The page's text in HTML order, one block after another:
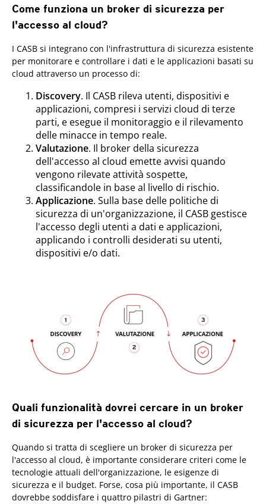
Come funziona un broker di sicurezza per
l'accesso al cloud?
I CASB si integrano con l'infrastruttura di sicurezza esistente
per monitorare e controllare i dati e le applicazioni basati su
cloud attraverso un processo di:
Discovery. Il CASB rileva utenti, dispositivi e
applicazioni, compresi i servizi cloud di terze
parti, e esegue il monitoraggio e il rilevamento
delle minacce in tempo reale.
Valutazione. Il broker della sicurezza
dell'accesso al cloud emette avvisi quando
vengono rilevate attività sospette,
classificandole in base al livello di rischio.
Applicazione. Sulla base delle politiche di
sicurezza di un'organizzazione, il CASB gestisce
l'accesso degli utenti a dati e applicazioni,
applicando i controlli desiderati su utenti,
dispositivi e/o dati.
Quali funzionalità dovrei cercare in un broker
di sicurezza per l'accesso al cloud?
Quando si tratta di scegliere un broker di sicurezza per
l'accesso al cloud, è importante considerare criteri come le
tecnologie attuali dell'organizzazione, le esigenze di
sicurezza e il budget. Forse, cosa più importante, il CASB
dovrebbe soddisfare i quattro pilastri di Gartner: